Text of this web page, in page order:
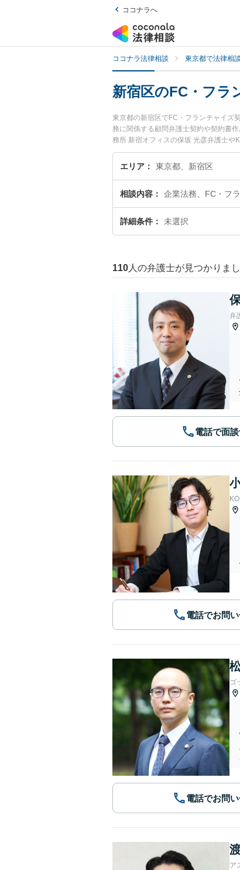
ココナラへ
ココナラ法律相談 東京都で法律相
新宿区のFC・フラ
東京都の新宿区でFC・フランチャイズ
務に関係する顧問弁護士契約や契約書
務所 新宿オフィスの保坂 光彦弁護士や
ています。『新宿区で土日や夜間に発
弁護士を検索したい』『初回相談無料
エリア 東京都、新宿区
相談内容 企業法務、FC・フ
詳細条件 未選択
110 人の弁護士が見つかりま
弁
電話で面
電話でお問
ゴ
電話でお問
ア